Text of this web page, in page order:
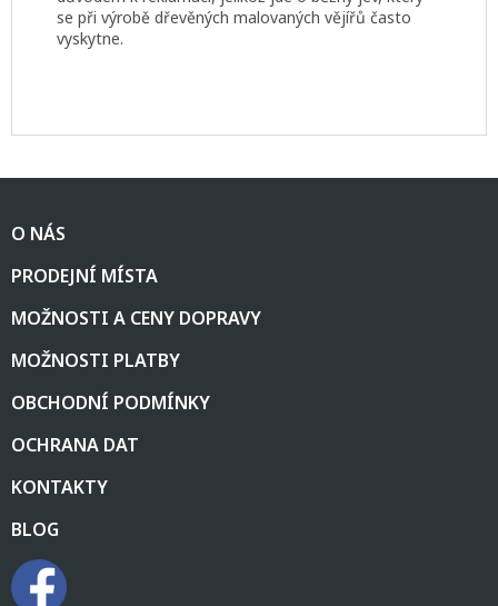
se při výrobě dřevěných malovaných vějířů často
vyskytne.
Z
pO NÁS
PRODEJNÍ MÍSTA
MOŽNOSTI A CENY DOPRAVY
MOŽNOSTI PLATBY
OBCHODNÍ PODMÍNKY
OCHRANA DAT
KONTAKTY
BLOG